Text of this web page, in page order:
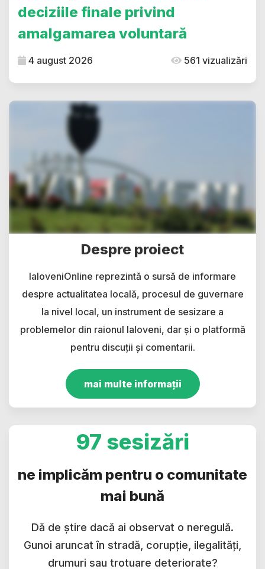
deciziile finale privind
amalgamarea voluntară
4 august 2026 561 vizualizări
Despre proiect
IaloveniOnline reprezintă o sursă de informare
despre actualitatea locală, procesul de guvernare
la nivel local, un instrument de sesizare a
problemelor din raionul Ialoveni, dar și o platformă
pentru discuții și comentarii.
mai multe informații
97 sesizări
ne implicăm pentru o comunitate
mai bună
Dă de știre dacă ai observat o neregulă.
Gunoi aruncat în stradă, corupție, ilegalități,
drumuri sau trotuare deteriorate?